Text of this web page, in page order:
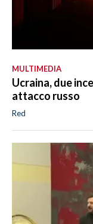
MULTIMEDIA
Ucraina, due
attacco russo
Red